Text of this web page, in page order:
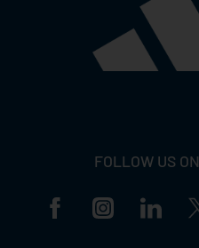
FOLLOW US